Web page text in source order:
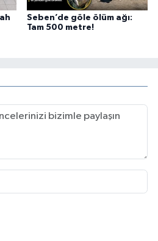
Seben’de göle ölüm ağı:
Tam 500 metre!